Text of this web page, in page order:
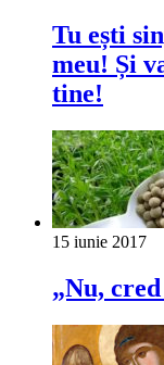
Tu ești
meu! Și
tine!
15 iunie 2017
„Nu,